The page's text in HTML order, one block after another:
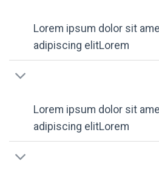
Lorem ipsum dolor sit
adipiscing elitLorem
Lorem ipsum dolor sit
adipiscing elitLorem